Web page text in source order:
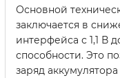
Основной
заключается в
интерфейса с 1,1 В
способности. Это
заряд